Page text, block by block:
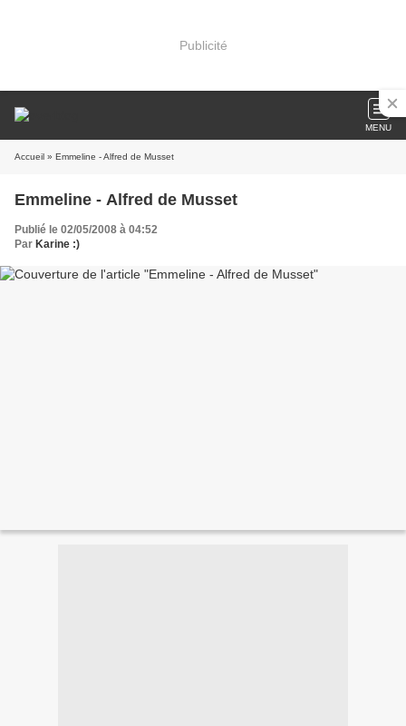
Publicité
MENU
Accueil » Emmeline - Alfred de Musset
Emmeline - Alfred de Musset
Publié le 02/05/2008 à 04:52
Par Karine :)